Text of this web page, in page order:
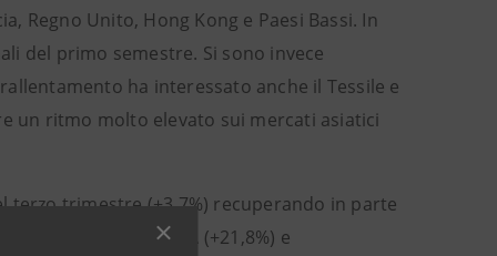
Regno Unito, Hong Kong e Paesi Bassi. In
del primo semestre. Si sono invece
ha interessato anche il Tessile e
un ritmo molto elevato sui mercati asiatici
terzo trimestre (+3,7%) recuperando in parte
del boom negli USA (+21,8%) e